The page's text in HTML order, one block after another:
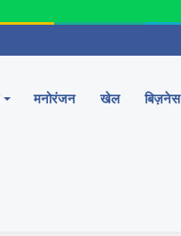
मनोरंजन खेल बिज़नेस